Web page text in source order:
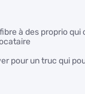
à des proprio qui
pour un truc qui